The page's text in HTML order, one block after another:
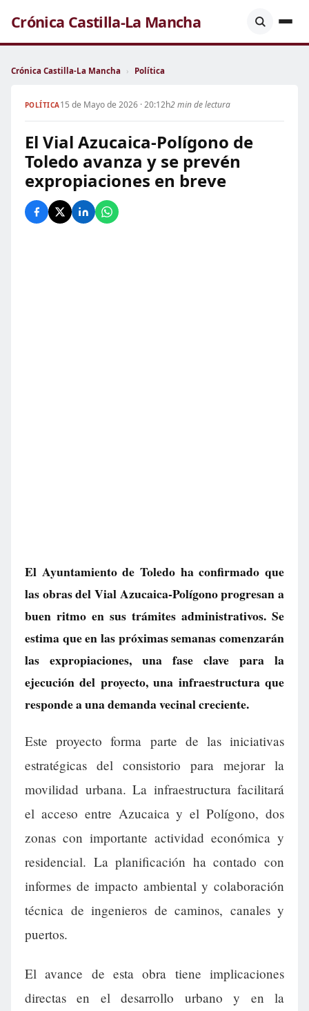
Crónica Castilla-La Mancha
Crónica Castilla-La Mancha › Política
POLÍTICA15 de Mayo de 2026 · 20:12h2 min de lectura
El Vial Azucaica-Polígono de
Toledo avanza y se prevén
expropiaciones en breve
El Ayuntamiento de Toledo ha confirmado que
las obras del Vial Azucaica-Polígono progresan a
buen ritmo en sus trámites administrativos. Se
estima que en las próximas semanas comenzarán
las expropiaciones, una fase clave para la
ejecución del proyecto, una infraestructura que
responde a una demanda vecinal creciente.
Este proyecto forma parte de las iniciativas
estratégicas del consistorio para mejorar la
movilidad urbana. La infraestructura facilitará
el acceso entre Azucaica y el Polígono, dos
zonas con importante actividad económica y
residencial. La planificación ha contado con
informes de impacto ambiental y colaboración
técnica de ingenieros de caminos, canales y
puertos.
El avance de esta obra tiene implicaciones
directas en el desarrollo urbano y en la